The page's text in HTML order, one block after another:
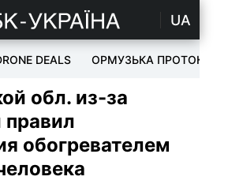
UA
DEALS ОРМУЗЬКА ПРОТОКА
обл. из-за
обогревателем